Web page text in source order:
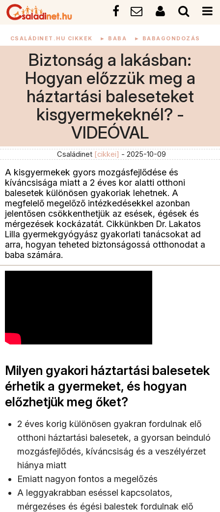
CSALÁDINET.HU CIKKEK ► BABA ► BABAGONDOZÁS
Biztonság a lakásban:
Hogyan előzzük meg a
háztartási baleseteket
kisgyermekeknél? -
VIDEÓVAL
Családinet [cikkei] - 2025-10-09
A kisgyermekek gyors mozgásfejlődése és
kíváncsisága miatt a 2 éves kor alatti otthoni
balesetek különösen gyakoriak lehetnek. A
megfelelő megelőző intézkedésekkel azonban
jelentősen csökkenthetjük az esések, égések és
mérgezések kockázatát. Cikkünkben Dr. Lakatos
Lilla gyermekgyógyász gyakorlati tanácsokat ad
arra, hogyan teheted biztonságossá otthonodat a
baba számára.
Milyen gyakori háztartási balesetek
érhetik a gyermeket, és hogyan
előzhetjük meg őket?
2 éves korig különösen gyakran fordulnak elő
otthoni háztartási balesetek, a gyorsan beinduló
mozgásfejlődés, kíváncsiság és a veszélyérzet
hiánya miatt
Emiatt nagyon fontos a megelőzés
A leggyakrabban eséssel kapcsolatos,
mérgezéses és égési balestek fordulnak elő